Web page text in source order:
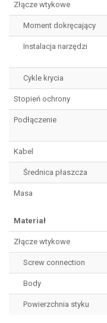
Złącze wtykowe
Moment dokręcający
Instalacja narzędzi
Cykle krycia
Stopień ochrony
Podłączenie
Kabel
Średnica płaszcza
Masa
Materiał
Złącze wtykowe
Screw connection
Body
Powierzchnia styku